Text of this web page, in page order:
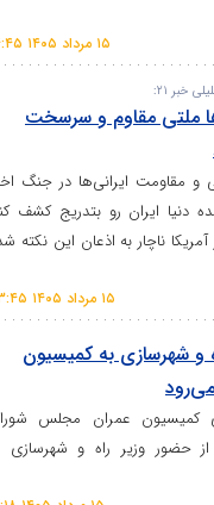
و سرسخت
در جنگ اخیر
بتدریج کشف کنه.
این نکته شده
کمیسیون
مجلس شورای
و شهرسازی در